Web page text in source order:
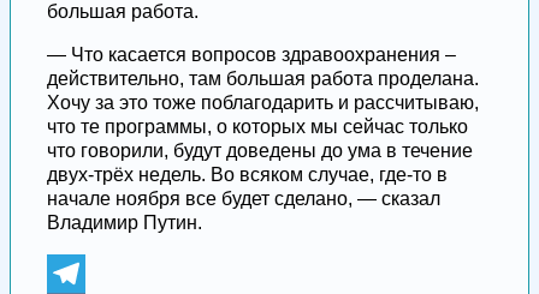
большая работа.
— Что касается вопросов здравоохранения –
действительно, там большая работа проделана.
Хочу за это тоже поблагодарить и рассчитываю,
что те программы, о которых мы сейчас только
что говорили, будут доведены до ума в течение
двух-трёх недель. Во всяком случае, где-то в
начале ноября все будет сделано, — сказал
Владимир Путин.